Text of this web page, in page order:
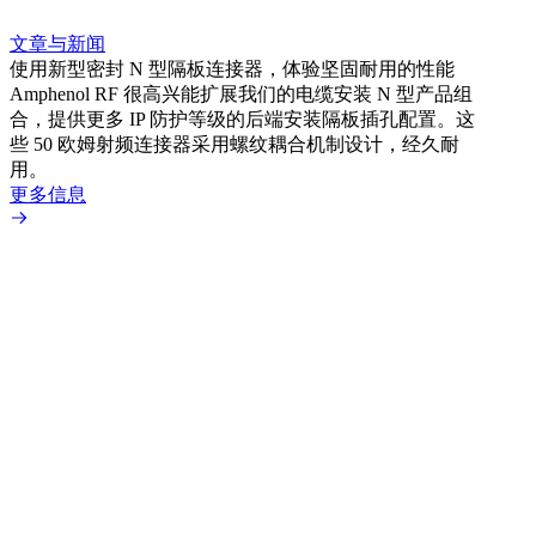
文章与新闻
使用新型密封 N 型隔板连接器，体验坚固耐用的性能
Amphenol RF 很高兴能扩展我们的电缆安装 N 型产品组
合，提供更多 IP 防护等级的后端安装隔板插孔配置。这
些 50 欧姆射频连接器采用螺纹耦合机制设计，经久耐
用。
更多信息